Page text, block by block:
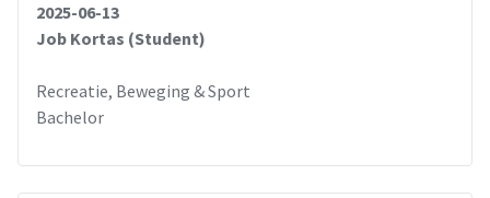
2025-06-13
Job Kortas (Student)
Recreatie, Beweging & Sport
Bachelor